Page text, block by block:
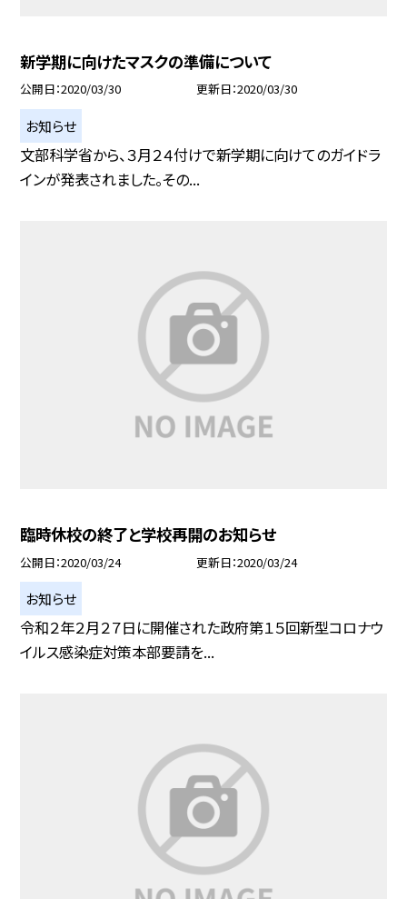
新学期に向けたマスクの準備について
公開日 2020/03/30 更新日 2020/03/30
お知らせ
文部科学省から、３月２４付けで新学期に向けてのガイドラ
インが発表されました。その...
臨時休校の終了と学校再開のお知らせ
公開日 2020/03/24 更新日 2020/03/24
お知らせ
令和２年２月２７日に開催された政府第１５回新型コロナウ
イルス感染症対策本部要請を...